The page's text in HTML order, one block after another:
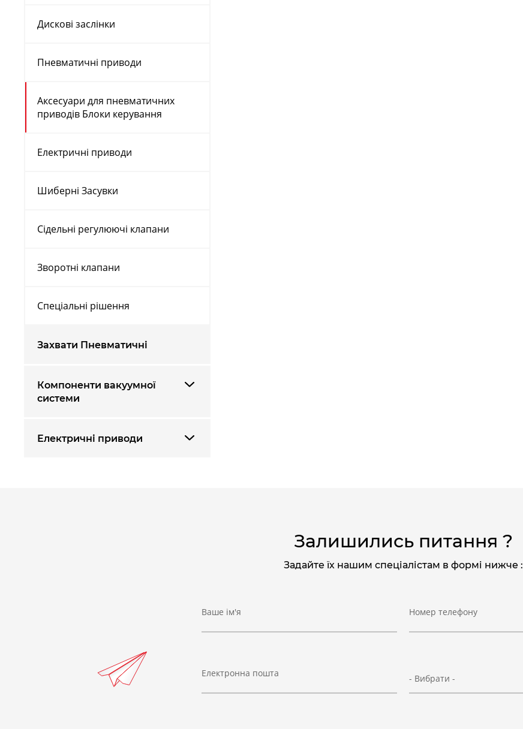
Дискові заслінки
Пневматичні приводи
Аксесуари для пневматичних
приводів Блоки керування
Електричні приводи
Шиберні Засувки
Сідельні регулюючі клапани
Зворотні клапани
Спеціальні рішення
Захвати Пневматичні
Компоненти вакуумної
системи
Електричні приводи
Залишились питання ?
Задайте їх нашим спеціалістам в формі нижче :
Ваше ім'я Номер телефону
Електронна пошта - Вибрати -